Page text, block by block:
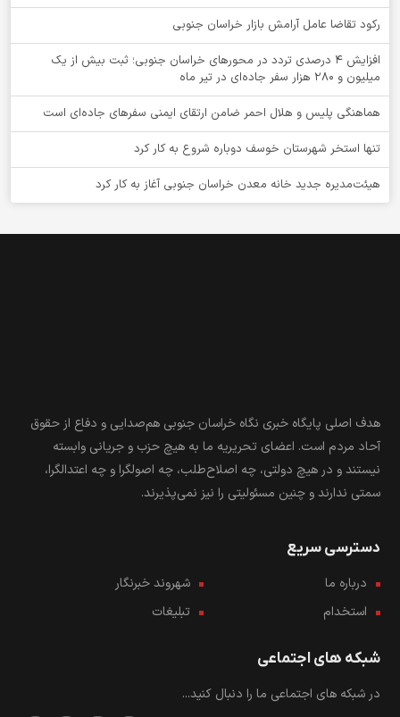
رکود تقاضا عامل آرامش بازار خراسان جنوبی
افزایش 4 درصدی تردد در محورهای خراسان جنوبی؛ ثبت بیش از یک
میلیون و 280 هزار سفر جاده‌ای در تیر ماه
هماهنگی پلیس و هلال احمر ضامن ارتقای ایمنی سفرهای جاده‌ای است
تنها استخر شهرستان خوسف دوباره شروع به کار کرد
هیئت‌مدیره جدید خانه معدن خراسان جنوبی آغاز به کار کرد
هدف اصلی پایگاه خبری نگاه خراسان جنوبی هم‌صدایی و دفاع از حقوق
آحاد مردم است. اعضای تحریریه ما به هیچ حزب و جریانی وابسته
نیستند و در هیچ دولتی، چه اصلاح‌طلب، چه اصولگرا و چه اعتدالگرا،
سمتی ندارند و چنین مسئولیتی را نیز نمی‌پذیرند.
دسترسی سریع
درباره ما
شهروند خبرنگار
استخدام
تبلیغات
شبکه های اجتماعی
در شبکه های اجتماعی ما را دنبال کنید...